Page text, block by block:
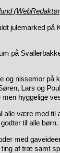
julemarked på
på
og nissemor på
Lars og
hyggelige
alle være med til
til alle børn.
med
af træ samt